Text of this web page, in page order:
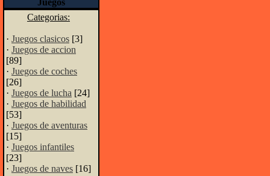
Juegos
Categorias:
· Juegos clasicos [3]
· Juegos de accion
[89]
· Juegos de coches
[26]
· Juegos de lucha [24]
· Juegos de habilidad
[53]
· Juegos de aventuras
[15]
· Juegos infantiles
[23]
· Juegos de naves [16]